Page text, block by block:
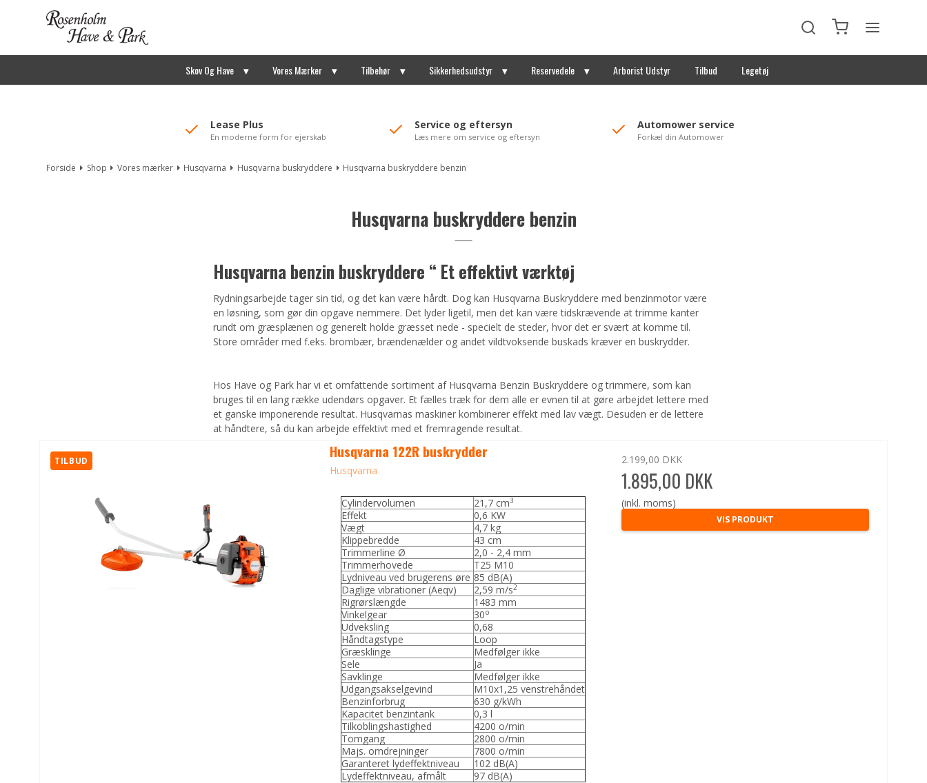
Skov Og Have Vores Mærker Tilbehør Sikkerhedsudstyr Reservedele Arborist Udstyr Tilbud Legetøj
Lease Plus
En moderne form for ejerskab
Service og eftersyn
Læs mere om service og eftersyn
Automower service
Forkæl din Automower
Forside Shop Vores mærker Husqvarna Husqvarna buskryddere Husqvarna buskryddere benzin
Husqvarna buskryddere benzin
Husqvarna benzin buskryddere “ Et effektivt værktøj
Rydningsarbejde tager sin tid, og det kan være hårdt. Dog kan Husqvarna Buskryddere med benzinmotor være
en løsning, som gør din opgave nemmere. Det lyder ligetil, men det kan være tidskrævende at trimme kanter
rundt om græsplænen og generelt holde græsset nede - specielt de steder, hvor det er svært at komme til.
Store områder med f.eks. brombær, brændenælder og andet vildtvoksende buskads kræver en buskrydder.
Hos Have og Park har vi et omfattende sortiment af Husqvarna Benzin Buskryddere og trimmere, som kan
bruges til en lang række udendørs opgaver. Et fælles træk for dem alle er evnen til at gøre arbejdet lettere med
et ganske imponerende resultat. Husqvarnas maskiner kombinerer effekt med lav vægt. Desuden er de lettere
at håndtere, så du kan arbejde effektivt med et fremragende resultat.
TILBUD Husqvarna 122R buskrydder
Husqvarna
Cylindervolumen 21,7 cm3
Effekt
0,6 KW
Vægt
4,7 kg
Klippebredde
43 cm
Trimmerline Ø
2,0 - 2,4 mm
Trimmerhovede
T25 M10
Lydniveau ved brugerens øre 85 dB(A)
Daglige vibrationer (Aeqv)
2,59 m/s2
Rigrørslængde
1483 mm
Vinkelgear
30o
Udveksling
0,68
Håndtagstype
Loop
Græsklinge
Medfølger ikke
Sele
Ja
Savklinge
Medfølger ikke
Udgangsakselgevind
M10x1,25 venstrehåndet
Benzinforbrug
630 g/kWh
Kapacitet benzintank
0,3 l
Tilkoblingshastighed
4200 o/min
Tomgang
2800 o/min
Majs. omdrejninger
7800 o/min
Garanteret lydeffektniveau
102 dB(A)
Lydeffektniveau, afmålt
97 dB(A)
2.199,00 DKK
1.895,00 DKK
(inkl. moms)
VIS PRODUKT